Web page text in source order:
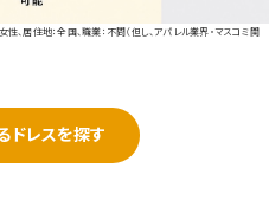
居住地：全国、職業：不問（但し、アパレル業界・マスコミ関
ドレスを探す